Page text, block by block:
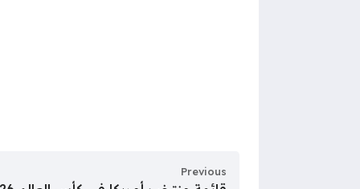
Previous